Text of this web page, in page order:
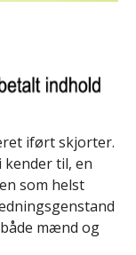
iført skjorter.
til, en
som helst
mænd og